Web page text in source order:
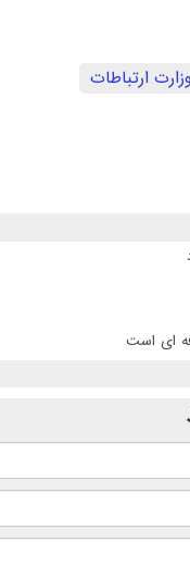
وزارت ارتباطات
ای است